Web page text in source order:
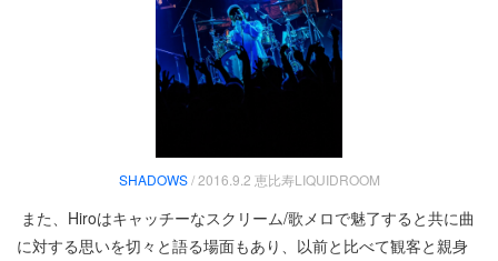
SHADOWS/ 2016.9.2 恵比寿LIQUIDROOM
また、Hiroはキャッチーなスクリーム/歌メロで魅了すると共に曲
に対する思いを切々と語る場面もあり、以前と比べて観客と親身